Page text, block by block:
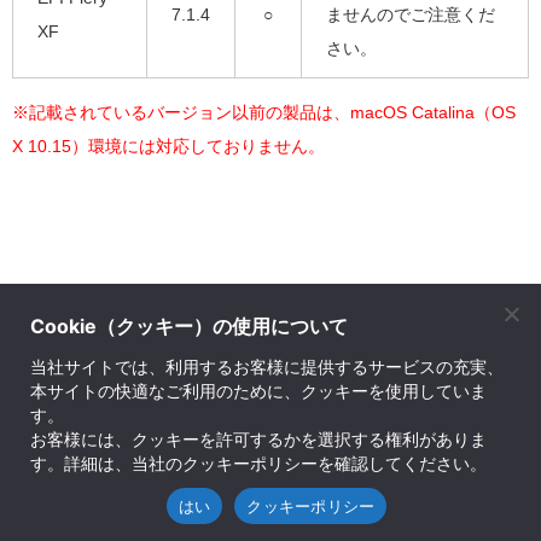
XF
7.1.4 ○
ませんのでご注意くだ
さい。
※記載されているバージョン以前の製品は、macOS Catalina（OS
X 10.15）環境には対応しておりません。
株式会社ソフトウェア・トゥー
© SOFTWARE Too Corporation. All rights reserved.
お問い合せ先｜プライバシーポリシー｜会社案内｜English Company Info ｜ サイトマ
ップ
Cookie（クッキー）の使用について
当社サイトでは、利用するお客様に提供するサービスの充実、
本サイトの快適なご利用のために、クッキーを使用していま
す。
お客様には、クッキーを許可するかを選択する権利がありま
す。詳細は、当社のクッキーポリシーを確認してください。
はい クッキーポリシー